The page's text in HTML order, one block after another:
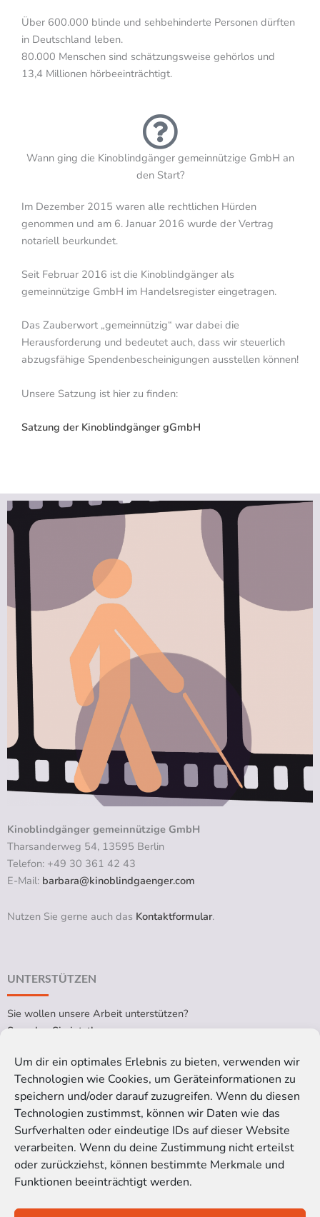
Um dir ein optimales Erlebnis zu bieten, verwenden wir
Technologien wie Cookies, um Geräteinformationen zu
speichern und/oder darauf zuzugreifen. Wenn du diesen
Technologien zustimmst, können wir Daten wie das
Surfverhalten oder eindeutige IDs auf dieser Website
verarbeiten. Wenn du deine Zustimmung nicht erteilst
oder zurückziehst, können bestimmte Merkmale und
Funktionen beeinträchtigt werden.
Über 600.000 blinde und sehbehinderte Personen dürften
in Deutschland leben.
80.000 Menschen sind schätzungsweise gehörlos und
13,4 Millionen hörbeeinträchtigt.
Wann ging die Kinoblindgänger gemeinnützige GmbH an
den Start?
Im Dezember 2015 waren alle rechtlichen Hürden
genommen und am 6. Januar 2016 wurde der Vertrag
notariell beurkundet.
Seit Februar 2016 ist die Kinoblindgänger als
gemeinnützige GmbH im Handelsregister eingetragen.
Das Zauberwort „gemeinnützig“ war dabei die
Herausforderung und bedeutet auch, dass wir steuerlich
abzugsfähige Spendenbescheinigungen ausstellen können!
Unsere Satzung ist hier zu finden:
Satzung der Kinoblindgänger gGmbH
Kinoblindgänger gemeinnützige GmbH
Tharsanderweg 54, 13595 Berlin
Telefon: +49 30 361 42 43
E-Mail: barbara@kinoblindgaenger.com
Nutzen Sie gerne auch das Kontaktformular.
UNTERSTÜTZEN
Sie wollen unsere Arbeit unterstützen?
Spenden Sie jetzt!
RECHTLICHES
Impressum
Datenschutzerklärung
Cookie-Richtlinie (EU)
Satzung der Kinoblindgänger gGmbH